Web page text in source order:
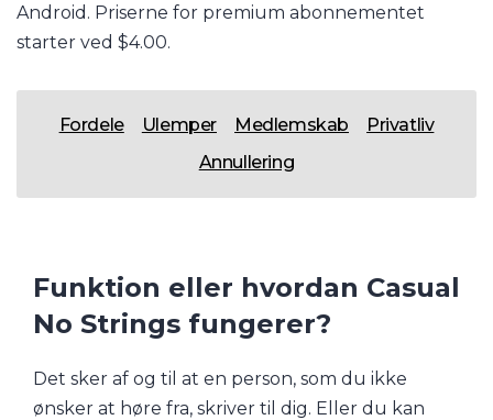
Android. Priserne for premium abonnementet
starter ved $4.00.
Fordele Ulemper Medlemskab
Privatliv
Annullering
Funktion eller hvordan Casual
No Strings fungerer?
Det sker af og til at en person, som du ikke
ønsker at høre fra, skriver til dig. Eller du kan